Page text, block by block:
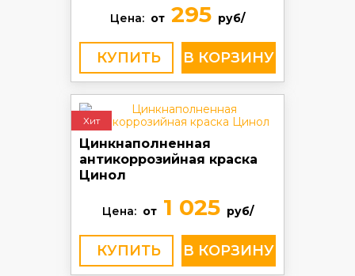
Цена: от 295 руб/
КУПИТЬ
Хит
Цинкнаполненная
антикоррозийная краска
Цинол
Цена: от1 025 руб/
КУПИТЬ